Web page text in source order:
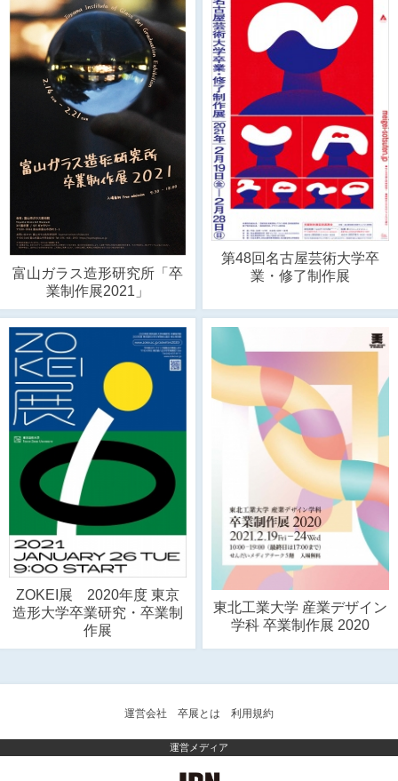
富山ガラス造形研究所「卒
業制作展2021」
第48回名古屋芸術大学卒
業・修了制作展
ZOKEI展 2020年度 東京
造形大学卒業研究・卒業制
作展
東北工業大学 産業デザイン
学科 卒業制作展 2020
運営会社 卒展とは 利用規約
運営メディア